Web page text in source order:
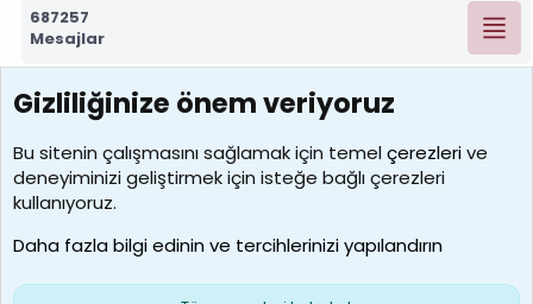
687257
Mesajlar
7388
Kullanıcılar
borabekirogluu
Son üye
Çerezler
Gizliliğinize önem veriyoruz
Bu sitenin çalışmasını sağlamak için temelçerezlerive
deneyiminizi geliştirmek için isteğe bağlı çerezleri
kullanıyoruz.
Daha fazla bilgi edinin ve tercihlerinizi yapılandırın